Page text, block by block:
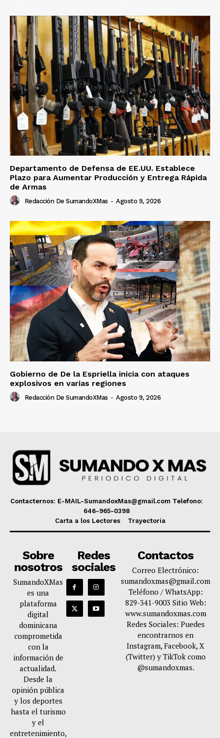
Departamento de Defensa de EE.UU. Establece
Plazo para Aumentar Producción y Entrega Rápida
de Armas
Redacción De SumandoXMas - Agosto 9, 2026
Gobierno de De la Espriella inicia con ataques
explosivos en varias regiones
Redacción De SumandoXMas - Agosto 9, 2026
Contacternos: E-MAIL-SumandoxMas@gmail.com Telefono:
646-965-0398
Carta a los Lectores
Trayectoria
Sobre
nosotros
SumandoXMas
es una
plataforma
digital
dominicana
comprometida
con la
información de
actualidad.
Desde la
opinión pública
y los deportes
hasta el turismo
y el
entretenimiento,
Redes
sociales
Contactos
Correo Electrónico:
sumandoxmas@gmail.com
Teléfono / WhatsApp:
829-341-9003 Sitio Web:
www.sumandoxmas.com
Redes Sociales: Puedes
encontrarnos en
Instagram, Facebook, X
(Twitter) y TikTok como
@sumandoxmas.